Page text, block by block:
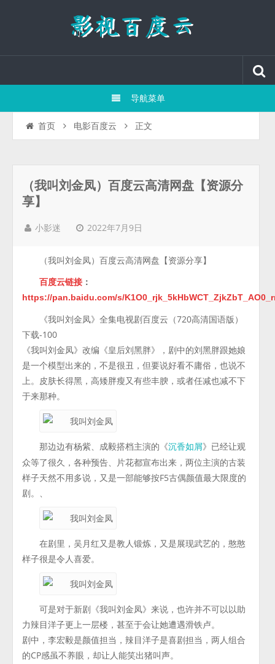
导航菜单
首页 电影百度云 正文
（我叫刘金凤）百度云高清网盘【资源分
享】
小影迷 2022年7月9日
（我叫刘金凤）百度云高清网盘【资源分享】
百度云链接 ：
https://pan.baidu.com/s/
《我叫刘金凤》全集电视剧百度云（720高清国语版）
下载-100
《我叫刘金凤》改编《皇后刘黑胖》，剧中的刘黑胖跟她娘
是一个模型出来的，不是很丑，但要说好看不庸俗，也说不
上。皮肤长得黑，高矮胖瘦又有些丰腴，或者任减也减不下
于来那种。
那边边有杨紫、成毅搭档主演的《沉香如屑》已经让观
众等了很久，各种预告、片花都宣布出来，两位主演的古装
样子天然不用多说，又是一部能够按F5古偶颜值最大限度的
剧。、
在剧里，吴月红又是教人锻炼，又是展现武艺的，憨憨
样子很是令人喜爱。
可是对于新剧《我叫刘金凤》来说，也许并不可以以助
力辣目洋子更上一层楼，甚至于会让她遭遇滑铁卢。
剧中，李宏毅是颜值担当，辣目洋子是喜剧担当，两人组合
的CP感虽不养眼，却让人能笑出猪叫声。